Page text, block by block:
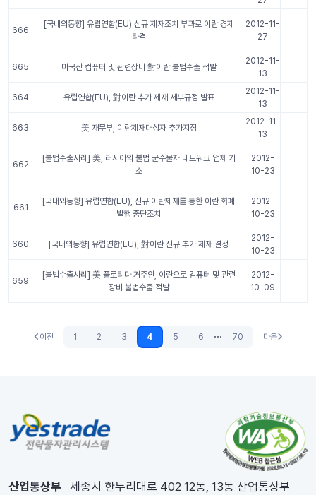
666
[국내외동향] 유럽연합(EU) 신규 제재조치 부과로 이란 경제
타격
2012-11-
27
665 미국산 컴퓨터 및 관련장비 對이란 불법수출 적발
2012-11-
13
664 유럽연합(EU), 對이란 추가 제재 세부규정 발표
2012-11-
13
663 美 재무부, 이란제재대상자 추가지정
2012-11-
13
662
[불법수출사례] 美, 러시아의 불법 군수물자 네트워크 업체 기
소
2012-
10-23
661
[국내외동향] 유럽연합(EU), 신규 이란제재를 통한 이란 화폐
발행 중단조치
2012-
10-23
660 [국내외동향] 유럽연합(EU), 對이란 신규 추가 제재 결정
2012-
10-23
659
[불법수출사례] 美 플로리다 거주인, 이란으로 컴퓨터 및 관련
장비 불법수출 적발
2012-
10-09
이전
이전 1 2 3 4 5 6 ... 70 다음
다음
산업통상부 세종시 한누리대로 402 12동, 13동 산업통상부